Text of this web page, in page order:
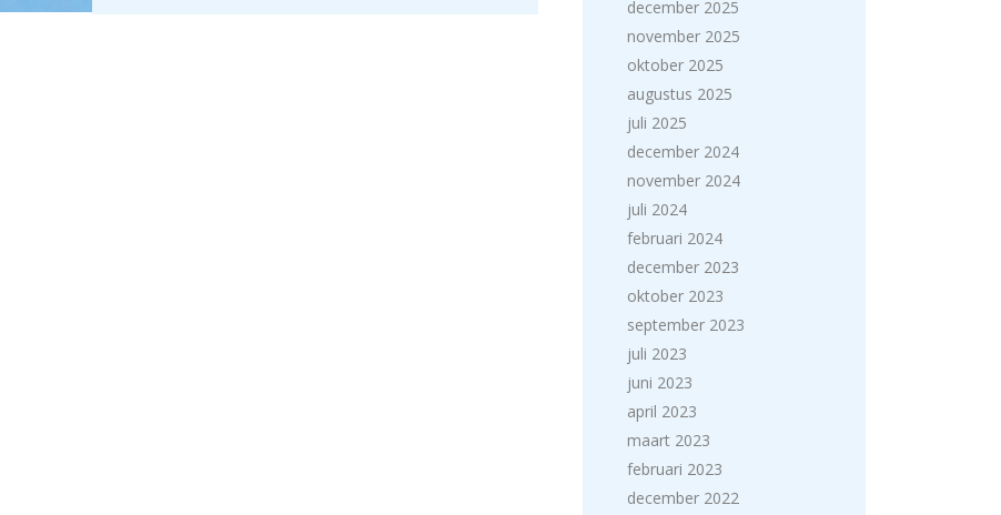
december 2025
november 2025
oktober 2025
augustus 2025
juli 2025
december 2024
november 2024
juli 2024
februari 2024
december 2023
oktober 2023
september 2023
juli 2023
juni 2023
april 2023
maart 2023
februari 2023
december 2022